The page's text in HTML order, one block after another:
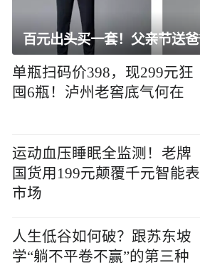
单瓶扫码价398，现299元狂
囤6瓶！泸州老窖底气何在
运动血压睡眠全监测！老牌
国货用199元颠覆千元智能表
市场
人生低谷如何破？跟苏东坡
学“躺不平卷不赢”的第三种